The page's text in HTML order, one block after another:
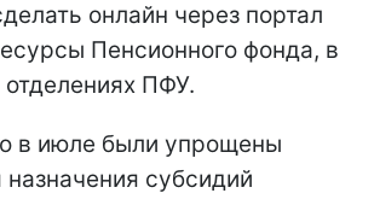
онлайн через портал
Пенсионного фонда, в
ПФУ.
в июле были упрощены
субсидий